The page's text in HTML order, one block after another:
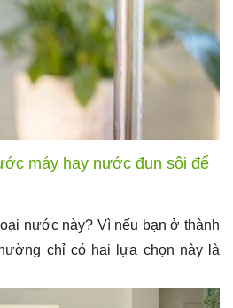
máy hay nước đun sôi để
nước này? Vì nếu bạn ở thành
chỉ có hai lựa chọn này là